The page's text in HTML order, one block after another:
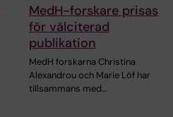
MedH-forskare prisas
för välciterad
publikation
MedH forskarna Christina
Alexandrou och Marie Löf har
tillsammans med…